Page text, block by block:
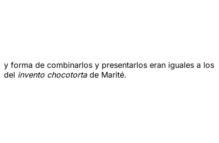
y forma de combinarlos y presentarlos eran iguales a los
del invento chocotortade Marité.